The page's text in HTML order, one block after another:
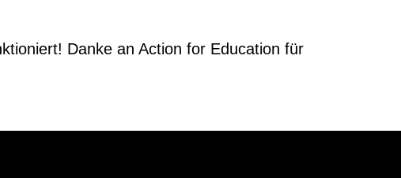
Danke an Action for Education für